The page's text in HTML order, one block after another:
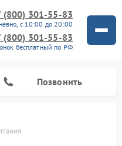
(800) 301-55-83
с 10:00 до 20:00
(800) 301-55-83
бесплатный по РФ
Позвонить